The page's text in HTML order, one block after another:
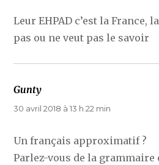
Leur EHPAD c’est la France,
pas ou ne veut pas le savoir
Gunty
30 avril 2018 à 13 h 22 min
Un français approximatif ?
Parlez-vous de la grammaire